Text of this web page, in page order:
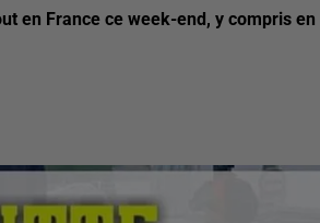
en France ce week-end, y compris en